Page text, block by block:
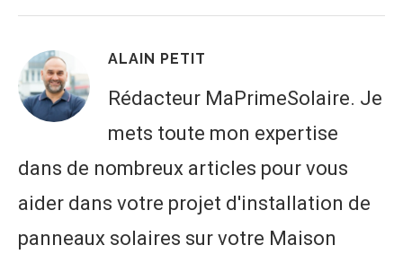
ALAIN PETIT
Rédacteur MaPrimeSolaire. Je
mets toute mon expertise
dans de nombreux articles pour vous
aider dans votre projet d'installation de
panneaux solaires sur votre Maison